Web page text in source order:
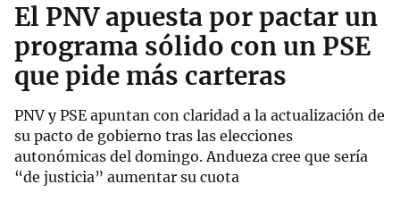
El PNV apuesta por pactar un
programa sólido con un PSE
que pide más carteras
PNV y PSE apuntan con claridad a la actualización de
su pacto de gobierno tras las elecciones
autonómicas del domingo. Andueza cree que sería
“de justicia” aumentar su cuota